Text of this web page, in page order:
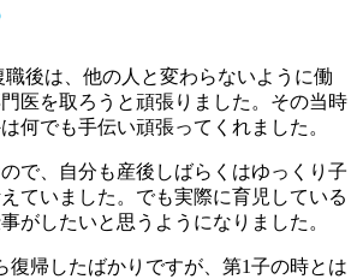
後は、他の人と変わらないように働
医を取ろうと頑張りました。その当時
何でも手伝い頑張ってくれました。
で、自分も産後しばらくはゆっくり子
ていました。でも実際に育児している
がしたいと思うようになりました。
復帰したばかりですが、第1子の時とは